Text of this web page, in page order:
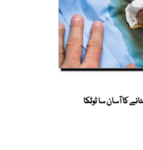
کا آسان سا ٹوٹکا